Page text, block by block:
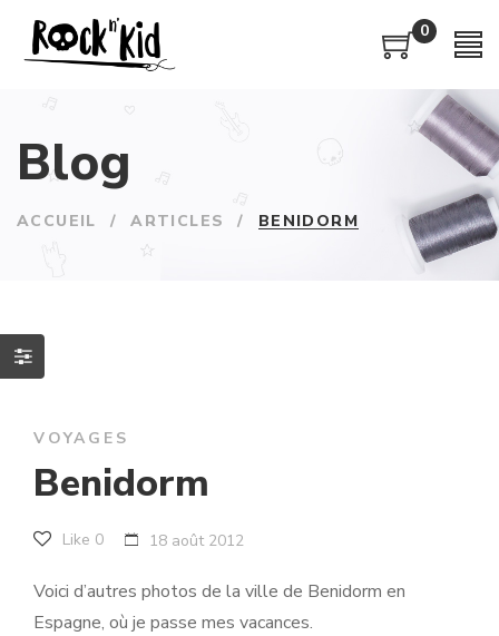
0
Blog
ACCUEIL / ARTICLES / BENIDORM
VOYAGES
Benidorm
Like 0 18 août 2012
Voici d’autres photos de la ville de Benidorm en
Espagne, où je passe mes vacances.